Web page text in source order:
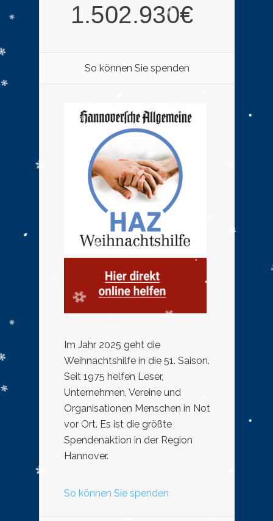
So können Sie spenden
Im Jahr 2025 geht die
Weihnachtshilfe in die 51. Saison.
Seit 1975 helfen Leser,
Unternehmen, Vereine und
Organisationen Menschen in Not
vor Ort. Es ist die größte
Spendenaktion in der Region
Hannover.
So können Sie spenden